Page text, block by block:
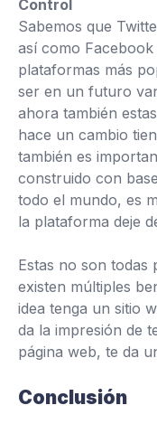
Control
Sabemos que
así como Facebook
plataformas más
ser en un futuro
ahora también
hace un cambio
también es
construido con
todo el mundo, es
la plataforma deje
Estas no son todas
existen múltiples
idea tenga un sitio
da la impresión de
página web, te da
Conclusión